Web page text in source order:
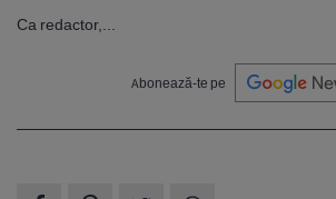
Ca redactor,...
Abonează-te pe